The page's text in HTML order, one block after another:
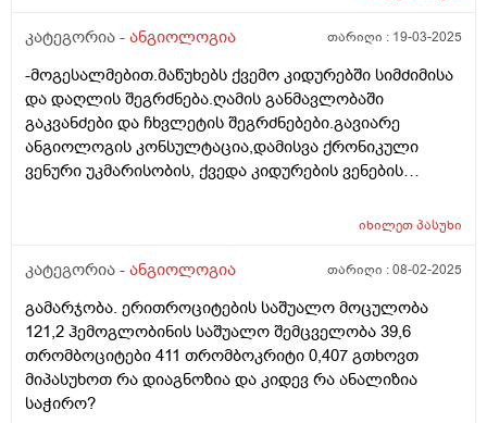
კატეგორია - ანგიოლოგია თარიღი : 19-03-2025
-მოგესალმებით.მაწუხებს ქვემო კიდურებში სიმძიმისა
და დაღლის შეგრძნება.ღამის განმავლობაში
გაკვანძები და ჩხვლეტის შეგრძნებები.გავიარე
ანგიოლოგის კონსულტაცია,დამისვა ქრონიკული
ვენური უკმარისობის, ქვედა კიდურების ვენების
მიღების შემდეგ მომეხსნა ჩხვლეტებისა და გაკვანძვის
ტერფებიდან დაწყებული,მთლიანი ფეხები მტკივა.
დილით,ფეხებში ისეთი სიმძიმის და დაღლის
შეგრძნებით ვიღვიძებ, თითქოს მთელი ღამე
დავრბოდი.შესიება არ მქონია არასოდეს. კიდევ რა
კვლევა შეიძლება ჩავიტარო და რისგან შეიძლება
იხილეთპასუხი
კატეგორია - ანგიოლოგია თარიღი :08-02-2025
გამარჯობა. ერითროციტების საშუალო მოცულობა
121,2 ჰემოგლობინის საშუალო შემცველობა 39,6
თრომბოციტები 411 თრომბოკრიტი 0,407 გთხოვთ
მიპასუხოთ რა დიაგნოზია და კიდევ რა ანალიზია
საჭირო?